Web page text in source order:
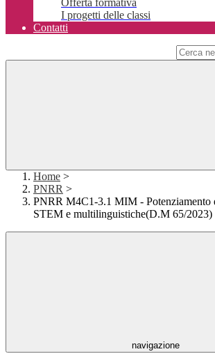
Offerta formativa
I progetti delle classi
Contatti
Home >
PNRR >
PNRR M4C1-3.1 MIM - Potenziamento
STEM e multilinguistiche(D.M 65/2023)
navigazione